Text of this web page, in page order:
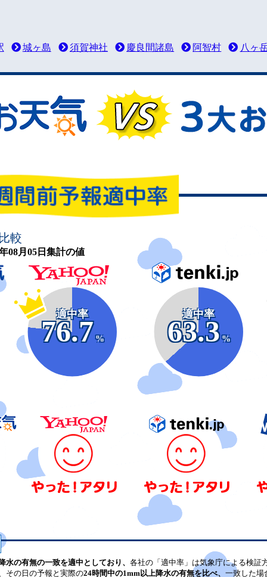
城ヶ島 須賀神社 慶良間諸島 阿智村 八ヶ
較
08月05日集計の値
適中率
76.7
%
適中率
63.3
%
水の有無の一致を適中としており、 各社の「適中率」は気象庁による検証
その日の予報と実際の24時間中の1mm以上降水の有無を比べ、 一致した場